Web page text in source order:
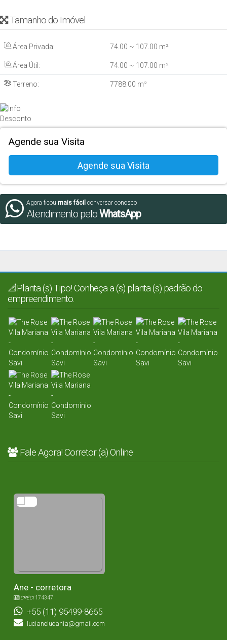
Tamanho do Imóvel
Área Privada: 74.00 ~ 107.00 m²
Área Útil: 74.00 ~ 107.00 m²
Terreno: 7788.00 m²
Agende sua Visita
Agora ficou mais fácil conversar conosco
Atendimento peloWhatsApp
📐Planta (s) Tipo! Conheça a (s) planta (s) padrão do
empreendimento.
Fale Agora! Corretor (a) Online
Ane - corretora
CRECI174347
+55 (11) 95499-8665
lucianelucania@gmail.com